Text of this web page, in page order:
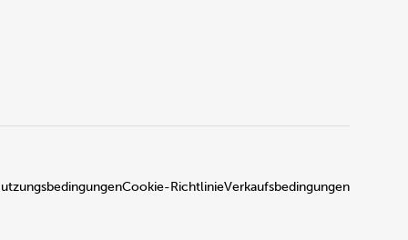
Cookie-RichtlinieVerkaufsbedingungen